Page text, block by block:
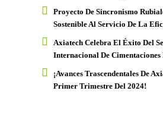
Proyecto De Sincronismo
Sostenible Al Servicio De La
Axiatech Celebra El Éxito Del
Internacional De Cimentaciones
¡Avances Trascendentales De
Primer Trimestre Del 2024!